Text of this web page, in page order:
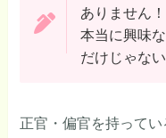
ありません
本当に興味
だけじゃない
正官・偏官を持ってい